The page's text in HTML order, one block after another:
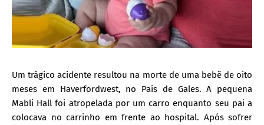
Um trágico acidente resultou na morte de uma bebê de oito
meses em Haverfordwest, no País de Gales. A pequena
Mabli Hall foi atropelada por um carro enquanto seu pai a
colocava no carrinho em frente ao hospital. Após sofrer